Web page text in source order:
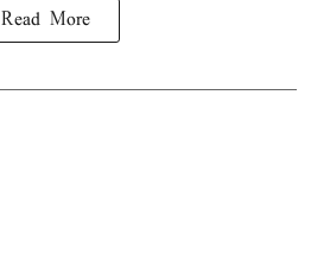
Read More